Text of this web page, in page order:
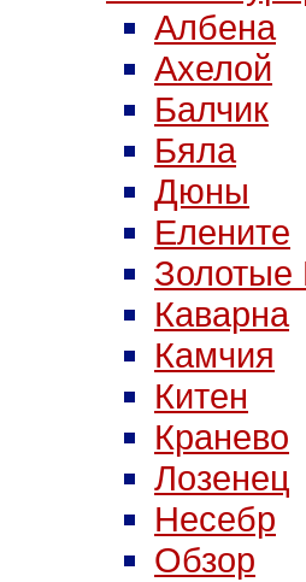
Албена
Ахелой
Балчик
Бяла
Дюны
Елените
Золотые
Каварна
Камчия
Китен
Кранево
Лозeнец
Несебр
Обзор